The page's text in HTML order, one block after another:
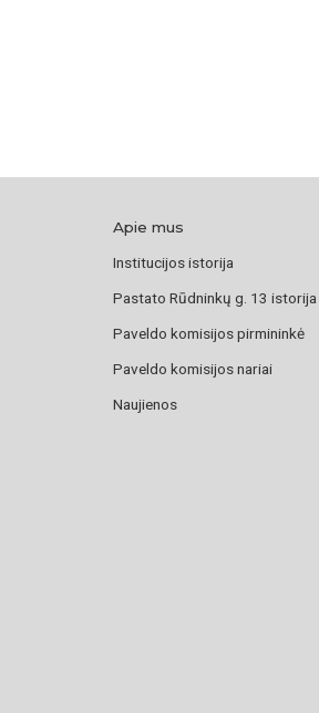
Apie mus
Institucijos istorija
Pastato Rūdninkų g. 13 istorija
Paveldo komisijos pirmininkė
Paveldo komisijos nariai
Naujienos